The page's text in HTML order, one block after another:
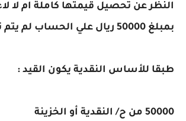
النظر عن تحصيل قيمتها كاملة ام لا
بمبلغ 50000 ريال علي الحساب لم يتم تحصيلها .
طبقا للأساس النقدية يكون القيد :
50000 من ح/ النقدية أو الخزينة